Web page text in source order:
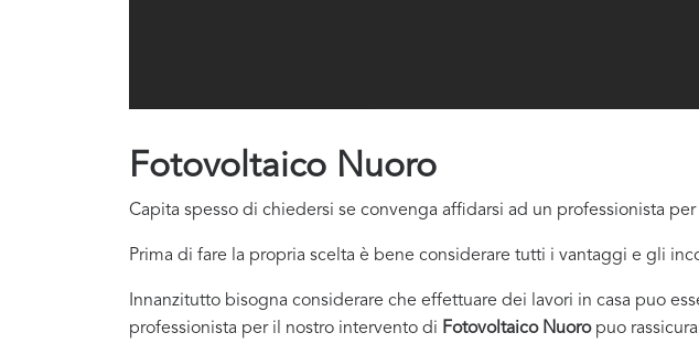
Fotovoltaico Nuoro
Capita spesso di chiedersi se convenga affidarsi ad un professionista
Prima di fare la propria scelta è bene considerare tutti i vantaggi e gli
Innanzitutto bisogna considerare che effettuare dei lavori in casa puo
professionista per il nostro intervento di Fotovoltaico Nuoro puo